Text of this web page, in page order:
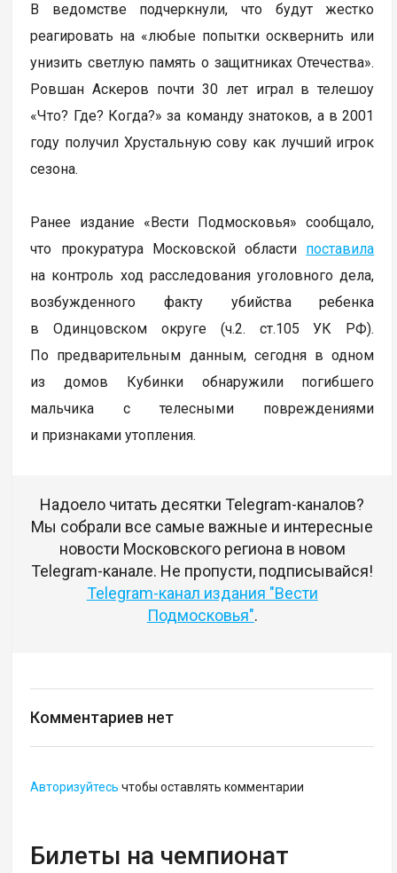
В ведомстве подчеркнули, что будут жестко
реагировать на «любые попытки осквернить или
унизить светлую память о защитниках Отечества».
Ровшан Аскеров почти 30 лет играл в телешоу
«Что? Где? Когда?» за команду знатоков, а в 2001
году получил Хрустальную сову как лучший игрок
сезона.
Ранее издание «Вести Подмосковья» сообщало,
что прокуратура Московской области поставила
на контроль ход расследования уголовного дела,
возбужденного факту убийства ребенка
в Одинцовском округе (ч.2. ст.105 УК РФ).
По предварительным данным, сегодня в одном
из домов Кубинки обнаружили погибшего
мальчика с телесными повреждениями
и признаками утопления.
Надоело читать десятки Telegram-каналов?
Мы собрали все самые важные и интересные
новости Московского региона в новом
Telegram-канале. Не пропусти, подписывайся!
Telegram-канал издания "Вести
Подмосковья".
Комментариев нет
Авторизуйтесь чтобы оставлять комментарии
Билеты на чемпионат